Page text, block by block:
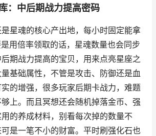
：中后期战力提高密码
星魂的核心产出地，每小时固定能拿
用倍率领取的话，星魂数量也会同步
期战力提高的宝贝，用来点亮星座之
基础属性，不管是攻击、防御还是血
的增强，很多玩家后期卡战力，难题
上。而且冥想还会随机掉落金币、强
的养成材料，别看每次掉的数量不
是一笔不小的财富。平时刷强化石也